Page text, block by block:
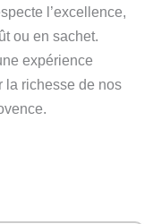
l’excellence,
ou en sachet.
expérience
la richesse de nos